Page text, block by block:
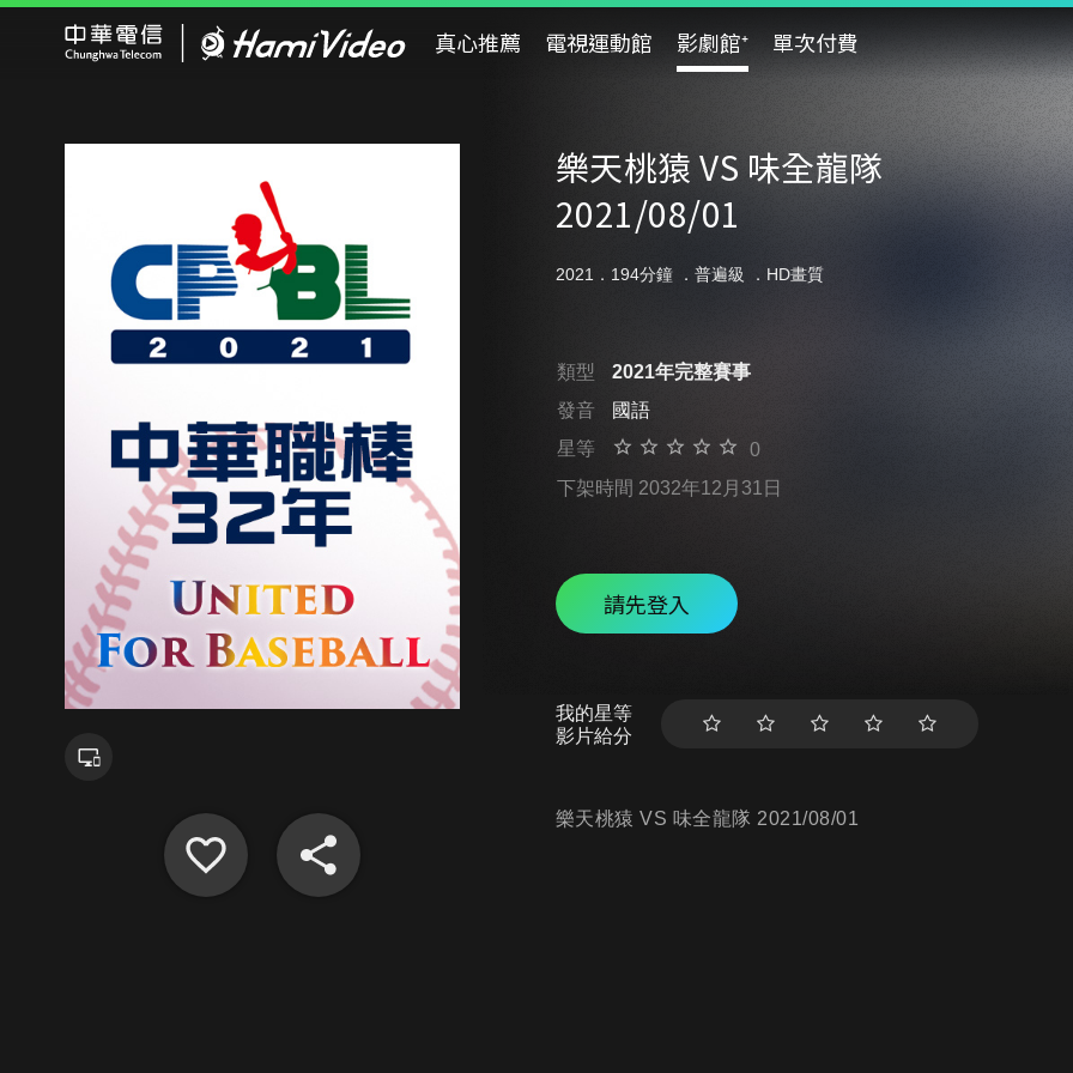
真心推薦 電視運動館 影劇館⁺ 單次付費
樂天桃猿 VS 味全龍隊
2021/08/01
2021．194分鐘 ． 普遍級 ．HD畫質
類型
2021年完整賽事
發音
國語
星等
0
下架時間 2032年12月31日
請先登入
我的星等
影片給分
樂天桃猿 VS 味全龍隊 2021/08/01